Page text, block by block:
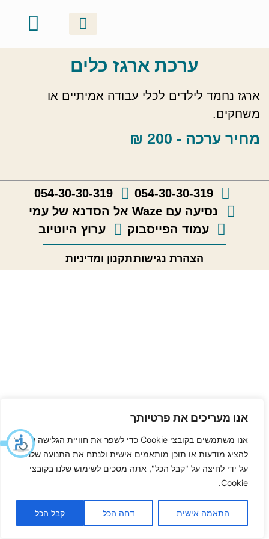
אנו מעריכים את פרטיותך
אנו משתמשים בקובצי Cookie כדי לשפר את חוויית הגלישה שלך,
להציג מודעות או תוכן מותאמים אישית ולנתח את התנועה שלנו.
על ידי לחיצה על "קבל הכל", אתה מסכים לשימוש שלנו בקובצי
Cookie.
התאמה אישית דחה הכל קבל הכל
ערכת ארגז כלים
ארגז נחמד לילדים לכלי עבודה אמיתיים או
משחקים.
מחיר ערכה - 200 ₪
054-30-30-319
054-30-30-319
נסיעה עם Waze אל הסדנא של עמי
עמוד הפייסבוק
ערוץ היוטיוב
הצהרת נגישותתקנון ומדיניות